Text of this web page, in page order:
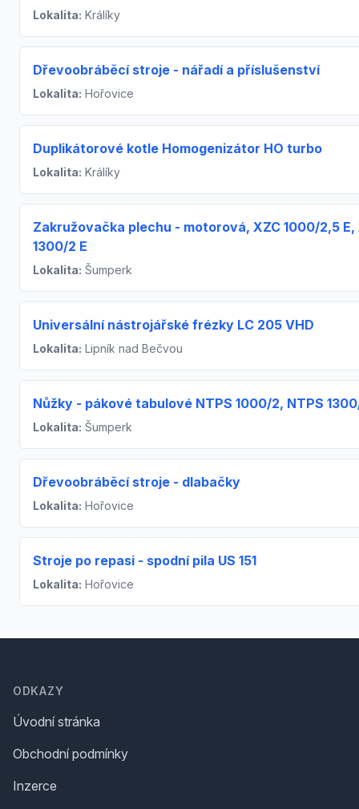
Lokalita: Králíky
Dřevoobráběcí stroje - nářadí a příslušenství
Lokalita: Hořovice
Duplikátorové kotle Homogenizátor HO turbo
Lokalita: Králíky
Zakružovačka plechu - motorová, XZC 1000/2,5 E,
1300/2 E
Lokalita: Šumperk
Universální nástrojářské frézky LC 205 VHD
Lokalita: Lipník nad Bečvou
Nůžky - pákové tabulové NTPS 1000/2, NTPS
Lokalita: Šumperk
Dřevoobráběcí stroje - dlabačky
Lokalita: Hořovice
Stroje po repasi - spodní pila US 151
Lokalita: Hořovice
ODKAZY
Úvodní stránka
Obchodní podmínky
Inzerce